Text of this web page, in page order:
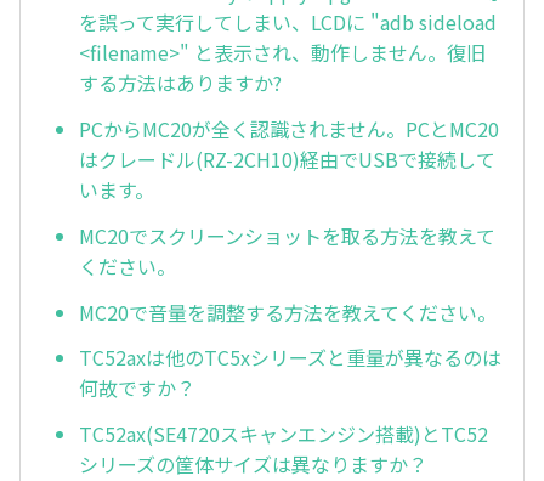
を誤って実行してしまい、LCDに "adb sideload
<filename>" と表示され、動作しません。復旧
する方法はありますか?
PCからMC20が全く認識されません。PCとMC20
はクレードル(RZ-2CH10)経由でUSBで接続して
います。
MC20でスクリーンショットを取る方法を教えて
ください。
MC20で音量を調整する方法を教えてください。
TC52axは他のTC5xシリーズと重量が異なるのは
何故ですか？
TC52ax(SE4720スキャンエンジン搭載)とTC52
シリーズの筐体サイズは異なりますか？